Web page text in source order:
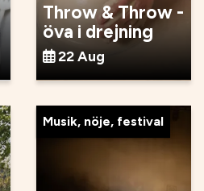
Throw & Throw -
öva i drejning
22 Aug
Musik, nöje, festival